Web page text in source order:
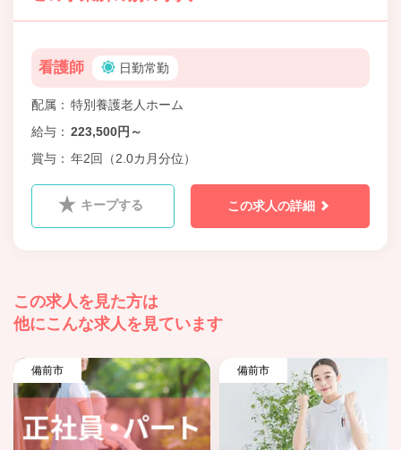
看護師 日勤常勤
配属
特別養護老人ホーム
給与
223,500円～
賞与
年2回（2.0カ月分位）
キープする この求人の詳細
この求人を見た方は
他にこんな求人を見ています
備前市 備前市